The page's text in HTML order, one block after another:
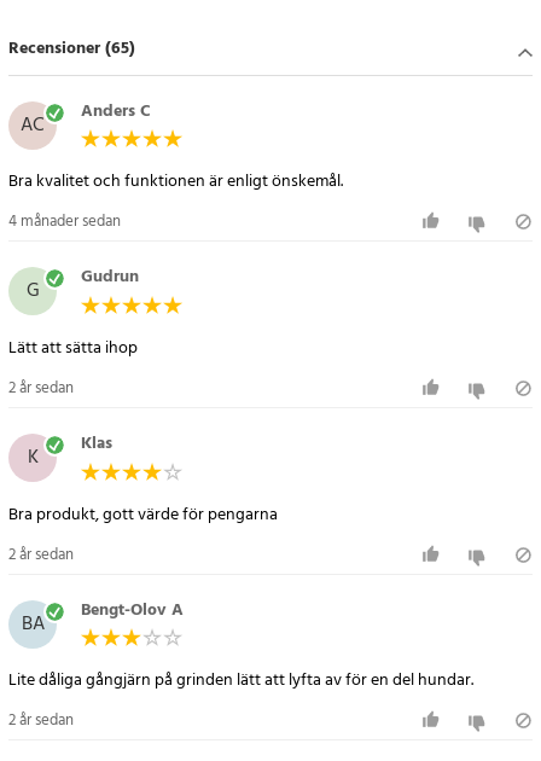
demontera, vilket gör den praktisk för transport och förvaring. Kom
ihåg att alltid följa nationella regler och rekommendationer för
husdjurshållning, såsom de som finns hos Jordbruksverket.
- Antal delar: 8
- Panelstorlek: 80 x 80 cm
- Flexibel montering: Möjlighet att bygga olika former och
storlekar
Artikelnummer:84986
Recensioner (65)
AC Anders C
Bra kvalitet och funktionen är enligt önskemål.
4 månader sedan
G Gudrun
Lätt att sätta ihop
2 år sedan
K Klas
Bra produkt, gott värde för pengarna
2 år sedan
BA Bengt-Olov A
Lite dåliga gångjärn på grinden lätt att lyfta av för en del hundar.
2 år sedan